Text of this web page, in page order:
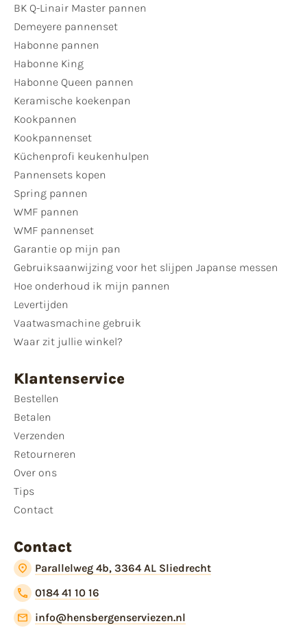
BK Q-Linair Master pannen
Demeyere pannenset
Habonne pannen
Habonne King
Habonne Queen pannen
Keramische koekenpan
Kookpannen
Kookpannenset
Küchenprofi keukenhulpen
Pannensets kopen
Spring pannen
WMF pannen
WMF pannenset
Garantie op mijn pan
Gebruiksaanwijzing voor het slijpen Japanse messen
Hoe onderhoud ik mijn pannen
Levertijden
Vaatwasmachine gebruik
Waar zit jullie winkel?
Klantenservice
Bestellen
Betalen
Verzenden
Retourneren
Over ons
Tips
Contact
Contact
Parallelweg 4b, 3364 AL Sliedrecht
0184 41 10 16
info@hensbergenserviezen.nl